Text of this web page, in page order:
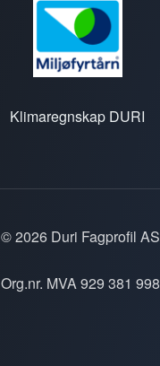
Klimaregnskap DURI
© 2026 Duri Fagprofil AS
Org.nr. MVA 929 381 998